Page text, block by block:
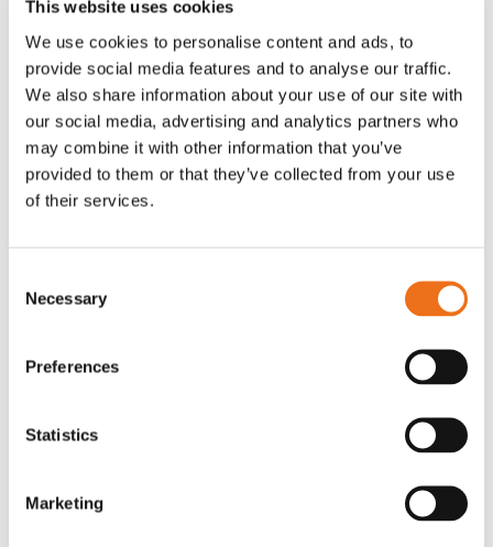
This website uses cookies
We use cookies to personalise content and ads, to
provide social media features and to analyse our traffic.
We also share information about your use of our site with
our social media, advertising and analytics partners who
may combine it with other information that you’ve
provided to them or that they’ve collected from your use
of their services.
Selection
Necessary
Preferences
Statistics
Marketing
Lägg till i varukorg
T-shirt Avant barn grön 92 cm
G0007
90kr (ex. moms)
T-shirt Avant barn grön 104-110
cm
90 kr (ex. moms)
Lägg till i varukorg
stämpellogotyp Avant
T-shirt svart 2xl med avant-